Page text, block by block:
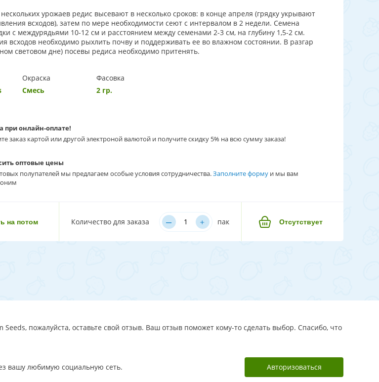
урожаев редис высевают в несколько сроков: в конце апреля (грядку укрывают
всходов), затем по мере необходимости сеют с интервалом в 2 недели. Семена
с междурядьями 10-12 см и расстоянием между семенами 2-3 см, на глубину 1,5-2 см.
всходов необходимо рыхлить почву и поддерживать ее во влажном состоянии. В разгар
световом дне) посевы редиса необходимо притенять.
Окраска
Смесь
Фасовка
2 гр.
при онлайн-оплате!
заказ картой или другой электроной валютой и получите скидку 5% на всю сумму заказа!
оптовые цены
полупателей мы предлагаем особые условия сотрудничества.Заполните форму и мы вам
на потом Количество для заказа – ﹢ пак Отсутствует
пожалуйста, оставьте свой отзыв. Ваш отзыв поможет кому-то сделать выбор. Спасибо, что
вашу любимую социальную сеть. Авторизоваться